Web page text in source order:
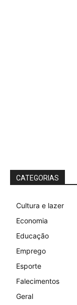
CATEGORIAS
Cultura e lazer
Economia
Educação
Emprego
Esporte
Falecimentos
Geral